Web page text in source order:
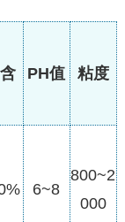
PH值 粘度
6~8
800~2
000